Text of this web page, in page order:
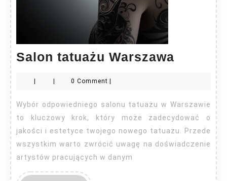
Salon tatuażu Warszawa
tatuażu
0 Comment
Wybór odpowiedniego salonu tatuażu w Warszawie
to kluczowy krok, który może zadecydować o
jakości i estetyce twojego nowego tatuażu. Przede
wszystkim warto zwrócić uwagę na doświadczenie
artystów pracujących w danym